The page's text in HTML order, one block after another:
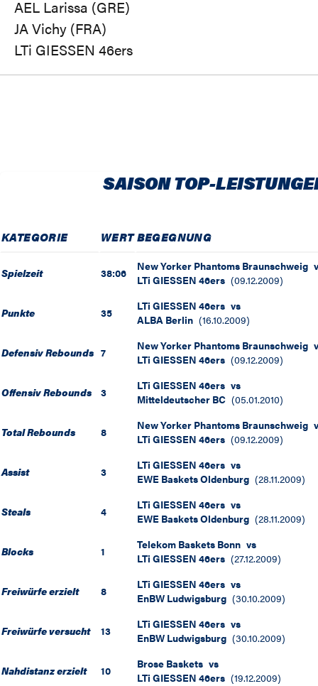
AEL Larissa (GRE)
JA Vichy (FRA)
LTi GIESSEN 46ers
SAISON TOP-
KATEGORIE WERTBEGEGNUNG
Spielzeit 38:06 New Yorker Phantoms Braunschweig
LTi GIESSEN 46ers (09.12.2009)
Punkte 35 LTi GIESSEN 46ers vs
ALBA Berlin (16.10.2009)
Defensiv Rebounds 7 New Yorker Phantoms Braunschweig
LTi GIESSEN 46ers (09.12.2009)
Offensiv Rebounds 3 LTi GIESSEN 46ers vs
Mitteldeutscher BC (05.01.2010)
Total Rebounds 8 New Yorker Phantoms Braunschweig
LTi GIESSEN 46ers (09.12.2009)
Assist 3 LTi GIESSEN 46ers vs
EWE Baskets Oldenburg (28.11.2009)
Steals 4 LTi GIESSEN 46ers vs
EWE Baskets Oldenburg (28.11.2009)
Blocks 1 Telekom Baskets Bonn vs
LTi GIESSEN 46ers (27.12.2009)
Freiwürfe erzielt 8 LTi GIESSEN 46ers vs
EnBW Ludwigsburg (30.10.2009)
Freiwürfe versucht 13 LTi GIESSEN 46ers vs
EnBW Ludwigsburg (30.10.2009)
Nahdistanz erzielt 10 Brose Baskets vs
LTi GIESSEN 46ers (19.12.2009)